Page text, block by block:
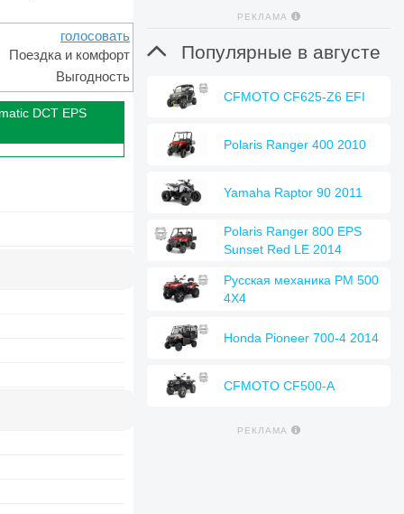
голосовать
Поездка и комфорт
Выгодность
DCT EPS
РЕКЛАМА
 Популярные в августе
CFMOTO CF625-Z6 EFI
Polaris Ranger 400 2010
Yamaha Raptor 90 2011
Polaris Ranger 800 EPS
Sunset Red LE 2014
Русская механика РМ 500
4Х4
Honda Pioneer 700-4 2014
CFMOTO CF500-A
РЕКЛАМА